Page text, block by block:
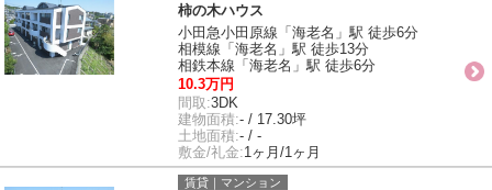
柿の木ハウス
小田急小田原線「海老名」駅 徒歩6分
相模線「海老名」駅 徒歩13分
相鉄本線「海老名」駅 徒歩6分
10.3万円
間取:3DK
建物面積:- / 17.30坪
土地面積:- / -
敷金/礼金:1ヶ月/1ヶ月
賃貸｜マンション